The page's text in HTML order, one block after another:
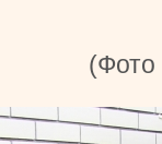
(Фото